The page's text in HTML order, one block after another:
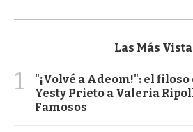
Las Más
1
"¡Volvé a Adeom!": el
Yesty Prieto a Valeria
Famosos